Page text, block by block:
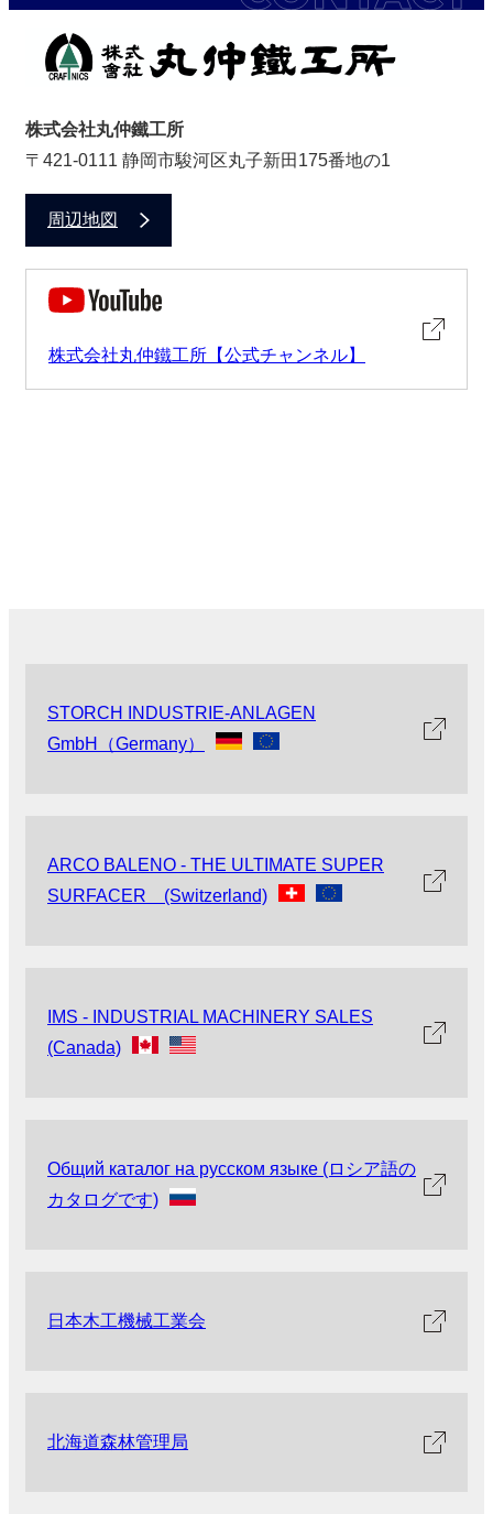
株式会社丸仲鐵工所
〒421-0111 静岡市駿河区丸子新田175番地の1
周辺地図
株式会社丸仲鐵工所【公式チャンネル】
STORCH INDUSTRIE-ANLAGEN
GmbH（Germany）
ARCO BALENO - THE ULTIMATE SUPER
SURFACER (Switzerland)
IMS - INDUSTRIAL MACHINERY SALES
(Canada)
Общий каталог на русском языке (ロシア語の
カタログです)
日本木工機械工業会
北海道森林管理局